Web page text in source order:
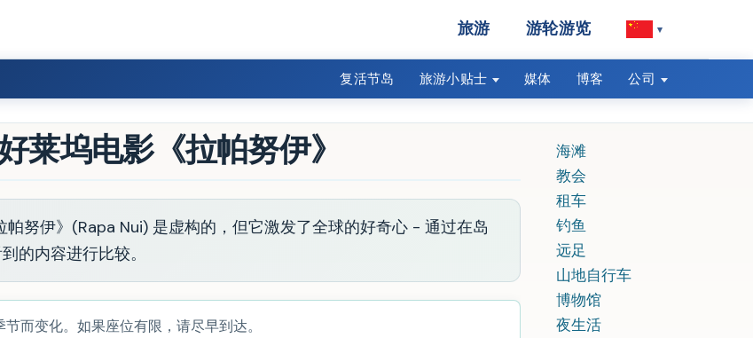
旅游 游轮游览 ▾
复活节岛 旅游小贴士 媒体 博客 公司
海滩
教会
租车
钓鱼
远足
山地自行车
博物馆
夜生活
莱坞电影《拉帕努伊》
努伊》(Rapa Nui) 是虚构的，但它激发了全球的好奇心 - 通过在岛
的内容进行比较。
而变化。如果座位有限，请尽早到达。